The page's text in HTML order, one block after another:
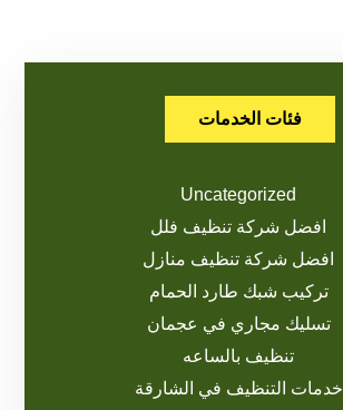
فئات الخدمات
Uncategorized
افضل شركة تنظيف فلل
افضل شركة تنظيف منازل
تركيب شبك طارد الحمام
تسليك مجاري في عجمان
تنظيف بالساعه
خدمات التنظيف في الشارقة